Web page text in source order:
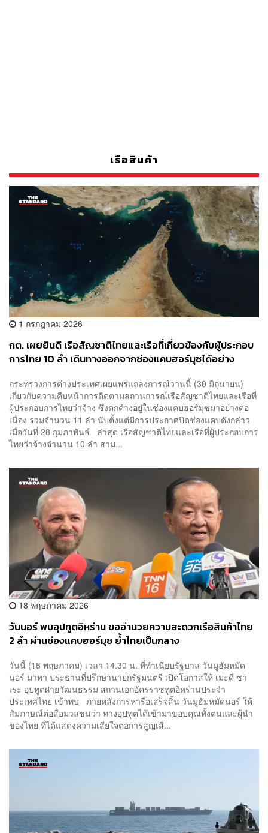
เรือสินค้า
1 กรกฎาคม 2026
กต. เผยยินดี เรือสัญชาติไทยและเรือที่เกี่ยวข้องกับผู้ประกอบ
การไทย 10 ลำ เดินทางออกจากช่องแคบฮอร์มุซได้อย่าง
กระทรวงการต่างประเทศเผยแพร่แถลงการณ์วานนี้ (30 มิถุนายน)
เกี่ยวกับความคืบหน้าการติดตามสถานการณ์เรือสัญชาติไทยและเรือที่
ผู้ประกอบการไทยว่าจ้าง ซึ่งตกค้างอยู่ในช่องแคบฮอร์มุซมาอย่างต่อ
เนื่อง รวมจำนวน 11 ลำ นับตั้งแต่มีการประกาศปิดช่องแคบดังกล่าว
เมื่อวันที่ 28 กุมภาพันธ์ ล่าสุด เรือสัญชาติไทยและเรือที่ผู้ประกอบการ
ไทยว่าจ้างจำนวน 10 ลำ สาม...
18 พฤษภาคม 2026
วันนอร์ พบอุปทูตอิหร่าน ขออำนวยความสะดวกเรือสินค้าไทย
2 ลำ ผ่านช่องแคบฮอร์มุซ ย้ำไทยเป็นกลาง
วันนี้ (18 พฤษภาคม) เวลา 14.30 น. ที่ทำเนียบรัฐบาล วันมูฮัมหมัด
นอร์ มาทา ประธานที่ปรึกษานายกรัฐมนตรี เปิดโอกาสให้ เมะดี ซา
เระ อุปทูตฝ่ายวัฒนธรรม สถานเอกอัครราชทูตอิหร่านประจำ
ประเทศไทย เข้าพบ ภายหลังการหารือเสร็จสิ้น วันมูฮัมหมัดนอร์ ให้
สัมภาษณ์ต่อสื่อมวลชนว่า ทางอุปทูตได้เข้ามาขอบคุณทั้งตนและผู้นำ
ของไทย ที่ได้แสดงความเสียใจต่อการสูญเสี...